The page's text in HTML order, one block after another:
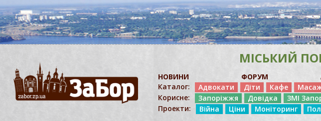
МІСЬКИЙ
НОВИНИ ФОРУМ
Каталог:
Адвокати Діти Кафе
Корисне:
Запоріжжя Довідка ЗМІ
Проекти:
Війна Ціни Моніторинг